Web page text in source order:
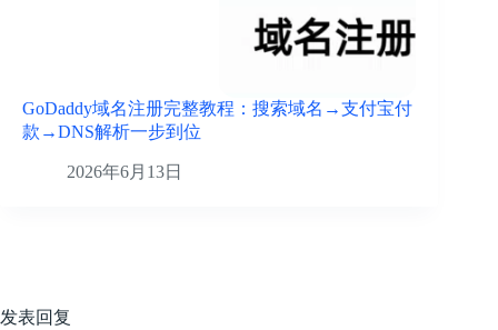
GoDaddy域名注册完整教程：搜索域名→支付宝付
款→DNS解析一步到位
2026年6月13日
发表回复